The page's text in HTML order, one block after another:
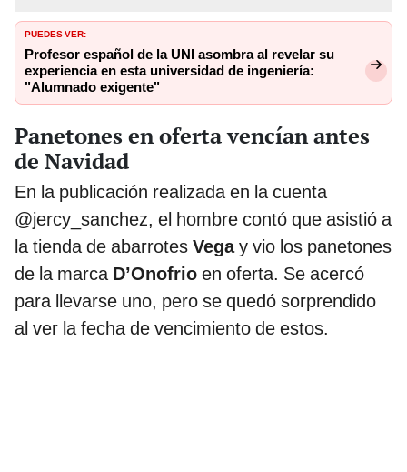
PUEDES VER:
Profesor español de la UNI asombra al revelar su
experiencia en esta universidad de ingeniería:
"Alumnado exigente"
Panetones en oferta vencían antes
de Navidad
En la publicación realizada en la cuenta
@jercy_sanchez, el hombre contó que asistió a
la tienda de abarrotes Vegay vio los panetones
de la marca D’Onofrio en oferta. Se acercó
para llevarse uno, pero se quedó sorprendido
al ver la fecha de vencimiento de estos.